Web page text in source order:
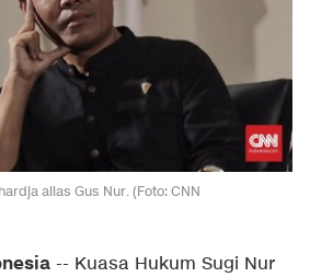
alias Gus Nur. (Foto: CNN
-- Kuasa Hukum Sugi Nur